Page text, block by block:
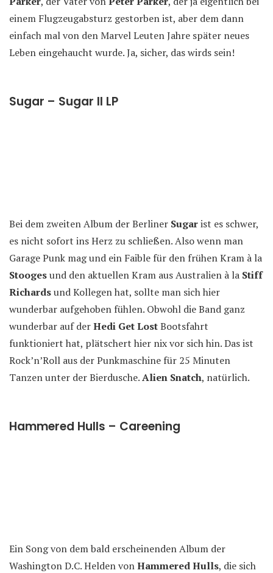
einem Flugzeugabsturz gestorben ist, aber dem dann
einfach mal von den Marvel Leuten Jahre später neues
Leben eingehaucht wurde. Ja, sicher, das wirds sein!
Sugar – Sugar II LP
Bei dem zweiten Album der Berliner Sugarist es schwer,
es nicht sofort ins Herz zu schließen. Also wenn man
Garage Punk mag und ein Faible für den frühen Kram à la
Stoogesund den aktuellen Kram aus Australien à la Stiff
Richardsund Kollegen hat, sollte man sich hier
wunderbar aufgehoben fühlen. Obwohl die Band ganz
wunderbar auf derHedi Get LostBootsfahrt
funktioniert hat, plätschert hier nix vor sich hin. Das ist
Rock’n’Roll aus der Punkmaschine für 25 Minuten
Tanzen unter der Bierdusche.Alien Snatch, natürlich.
Hammered Hulls – Careening
Ein Song von dem bald erscheinenden Album der
Washington D.C. Helden vonHammered Hulls, die sich